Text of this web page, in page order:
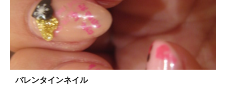
バレンタインネイル